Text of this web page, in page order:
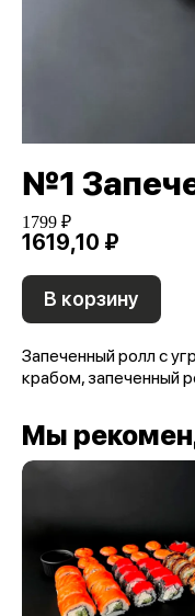
№1
1799 ₽
1619,10 ₽
В корзину
Запеченный ролл с
крабом, запеченный
Мы